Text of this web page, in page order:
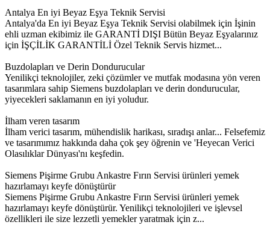
Antalya En iyi Beyaz Eşya Teknik Servisi
Antalya'da En iyi Beyaz Eşya Teknik Servisi olabilmek için İşinin
ehli uzman ekibimiz ile GARANTİ DIŞI Bütün Beyaz Eşyalarınız
için İŞÇİLİK GARANTİLİ Özel Teknik Servis hizmet...
Buzdolapları ve Derin Dondurucular
Yenilikçi teknolojiler, zeki çözümler ve mutfak modasına yön veren
tasarımlara sahip Siemens buzdolapları ve derin dondurucular,
yiyecekleri saklamanın en iyi yoludur.
İlham veren tasarım
İlham verici tasarım, mühendislik harikası, sıradışı anlar... Felsefemiz
ve tasarımımız hakkında daha çok şey öğrenin ve 'Heyecan Verici
Olasılıklar Dünyası'nı keşfedin.
Siemens Pişirme Grubu Ankastre Fırın Servisi ürünleri yemek
hazırlamayı keyfe dönüştürür
Siemens Pişirme Grubu Ankastre Fırın Servisi ürünleri yemek
hazırlamayı keyfe dönüştürür. Yenilikçi teknolojileri ve işlevsel
özellikleri ile size lezzetli yemekler yaratmak için z...